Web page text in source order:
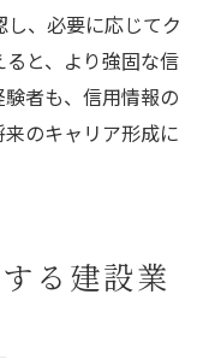
、必要に応じてク
と、より強固な信
者も、信用情報の
のキャリア形成に
る建設業